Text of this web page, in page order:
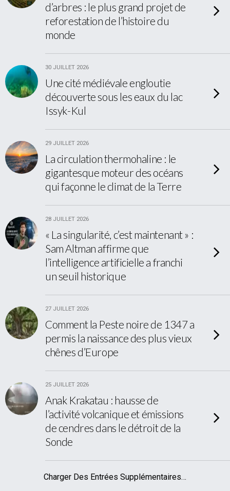
d’arbres : le plus grand projet de
reforestation de l’histoire du
monde
30 JUILLET 2026
Une cité médiévale engloutie
découverte sous les eaux du lac
Issyk-Kul
29 JUILLET 2026
La circulation thermohaline : le
gigantesque moteur des océans
qui façonne le climat de la Terre
28 JUILLET 2026
« La singularité, c’est maintenant » :
Sam Altman affirme que
l’intelligence artificielle a franchi
un seuil historique
27 JUILLET 2026
Comment la Peste noire de 1347 a
permis la naissance des plus vieux
chênes d’Europe
25 JUILLET 2026
Anak Krakatau : hausse de
l’activité volcanique et émissions
de cendres dans le détroit de la
Sonde
Charger Des Entrées Supplémentaires…